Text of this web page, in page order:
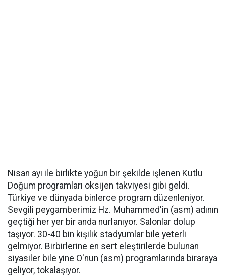
Nisan ayı ile birlikte yoğun bir şekilde işlenen Kutlu
Doğum programları oksijen takviyesi gibi geldi.
Türkiye ve dünyada binlerce program düzenleniyor.
Sevgili peygamberimiz Hz. Muhammed'in (asm) adının
geçtiği her yer bir anda nurlanıyor. Salonlar dolup
taşıyor. 30-40 bin kişilik stadyumlar bile yeterli
gelmiyor. Birbirlerine en sert eleştirilerde bulunan
siyasiler bile yine O'nun (asm) programlarında biraraya
geliyor, tokalaşıyor.